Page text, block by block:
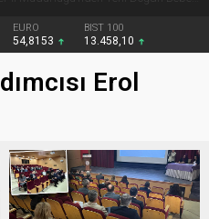
EURO
54,8153
BIST 100
13.458,10
Erol